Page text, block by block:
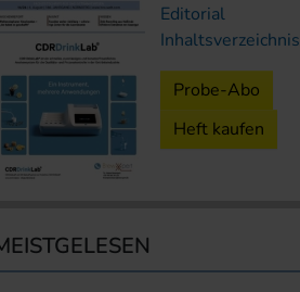
Editorial
Inhaltsverzeichnis
Probe-Abo
Heft kaufen